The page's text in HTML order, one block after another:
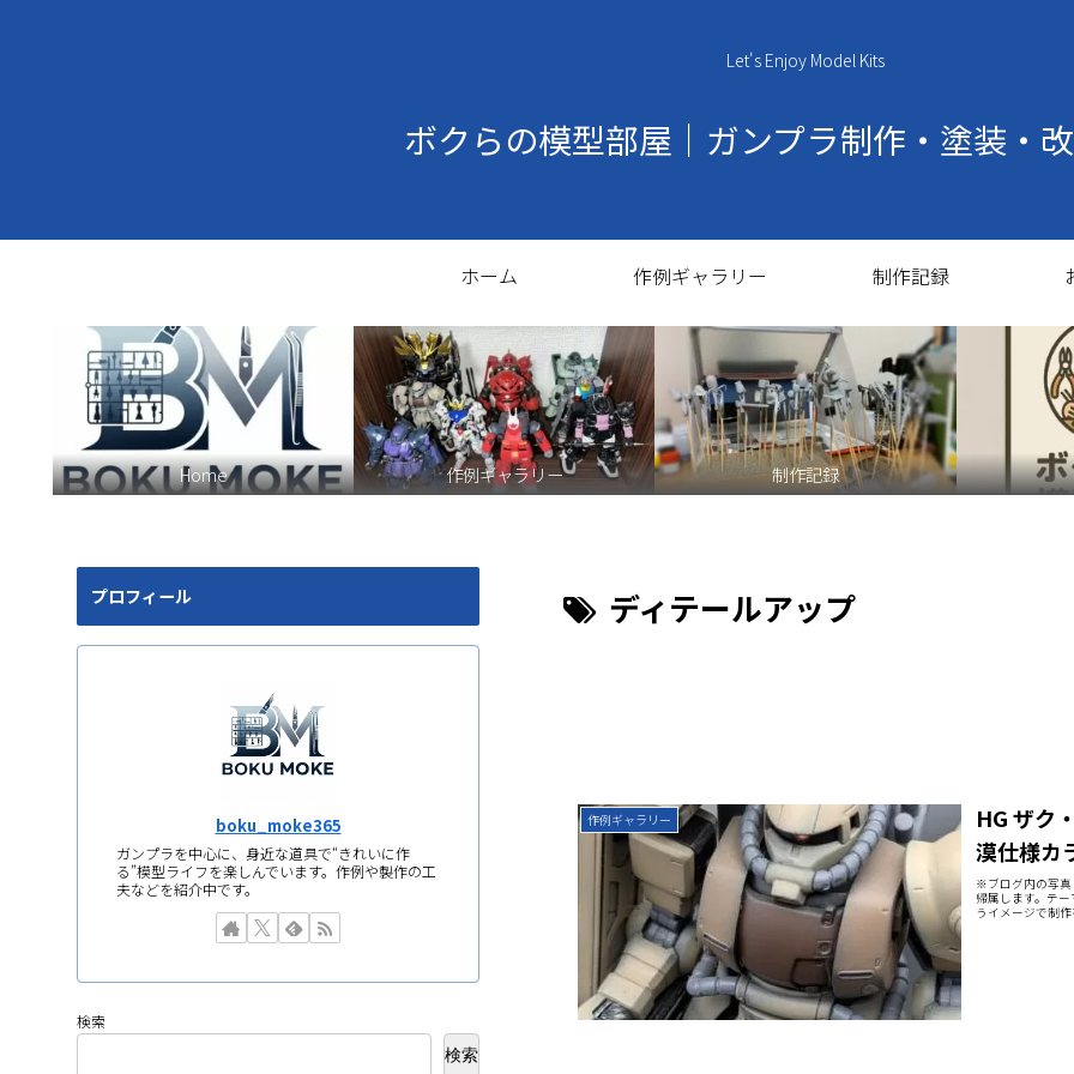
Let's Enjoy Model Kits
ボクらの模型部屋｜ガンプラ制作・塗装・
ホーム 作例ギャラリー 制作記録
Home 作例ギャラリー 制作記録
ディテールアップ
作例ギャラリー
HG ザク
漠仕様カ
※ブログ内の写真
帰属します。テ
うイメージで制
プロフィール
boku_moke365
ガンプラを中心に、身近な道具で“きれいに作
る”模型ライフを楽しんでいます。作例や製作の工
夫などを紹介中です。
検索
検索